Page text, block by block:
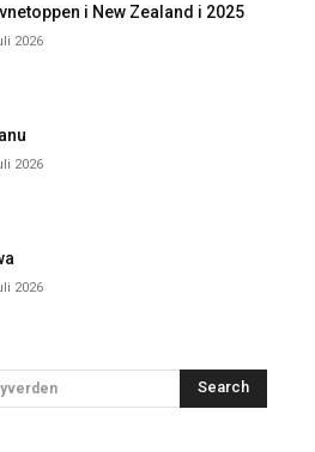
i New Zealand i 2025
2026
2026
2026
Search